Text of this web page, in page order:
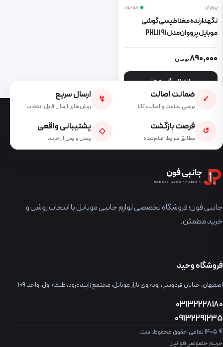
پرووان موجود
نگهدارنده مغناطیسی گوشی
موبایل پرووان مدل PHL1191
890,000تومان
انتخاب گزینه ها
این محصول دارای انواع مختلفی می باشد. گزینه ها ممکن است در
✓ ضمانت اصالت
بررسی سلامت و اصالت کالا
↯ ارسال سریع
روش‌های ارسال قابل انتخاب
↺ فرصت بازگشت
مطابق شرایط اعلام‌شده
◇ پشتیبانی واقعی
پیش و پس از خرید
جانبی فون
MOBILE ACCESSORIES
جانبی فون؛ فروشگاه تخصصی لوازم جانبی موبایل با انتخاب روشن و
خرید مطمئن.
فروشگاه وحید
اصفهان، خیابان فردوسی، روبه‌روی بازار موبایل، مجتمع زاینده‌رود، طبقه اول، واحد ۱۰۹
03132228180
09132291235
© 1405 تمامی حقوق محفوظ است.
حریم خصوصیقوانین